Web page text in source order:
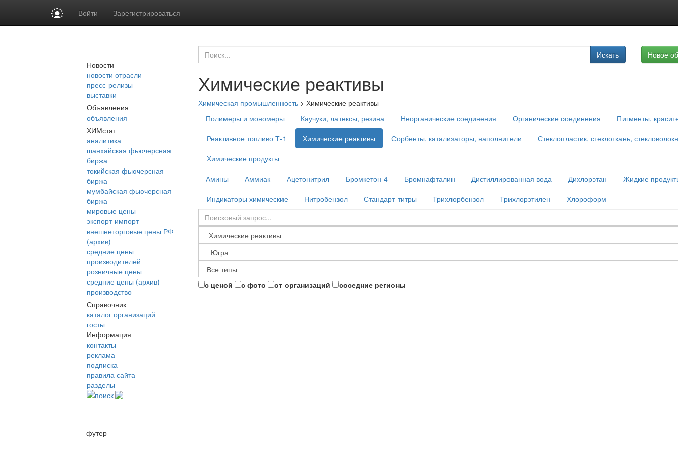
Войти Зарегистрироваться
Новости
новости отрасли
пресс-релизы
выставки
Объявления
объявления
ХИМстат
аналитика
шанхайская фьючерсная
биржа
токийская фьючерсная
биржа
мумбайская фьючерсная
биржа
мировые цены
экспорт-импорт
внешнеторговые цены РФ
(архив)
средние цены
производителей
розничные цены
средние цены (архив)
производство
Справочник
каталог организаций
госты
Информация
контакты
реклама
подписка
правила сайта
разделы
поиск
Искать Новое
Химические реактивы
Химическая промышленность > Химические реактивы
Полимеры и мономеры
Каучуки, латексы, резина Неорганические соединения Органические соединения
Пигменты,
Реактивное топливо Т-1
Химические реактивы Сорбенты, катализаторы, наполнители
Стеклопластик, стеклоткань,
Химические продукты
Амины
Аммиак Ацетонитрил Бромкетон-4 Бромнафталин Дистиллированная вода Дихлорэтан
Жидкие
Индикаторы химические
Нитробензол Стандарт-титры Трихлорбензол Трихлорэтилен Хлороформ
с ценой с фото от организаций соседние регионы
футер